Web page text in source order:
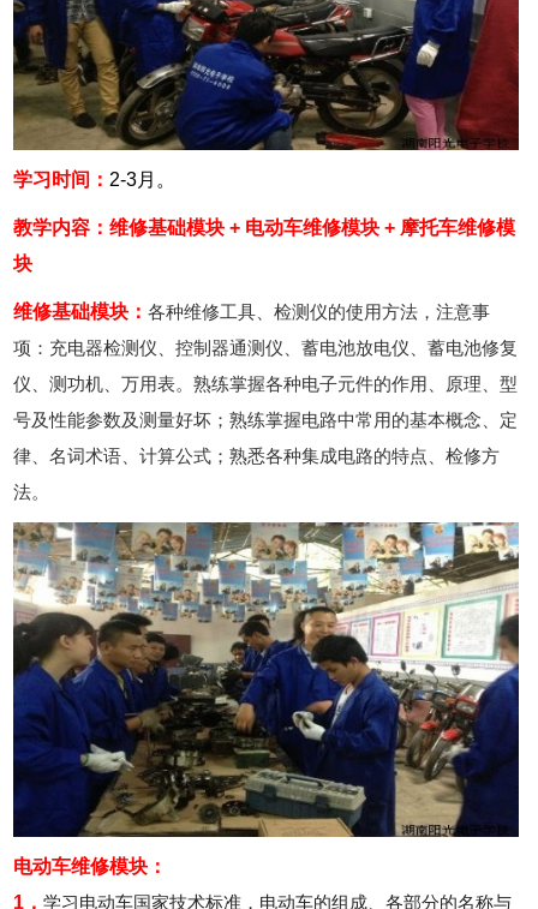
学习时间：2-3月。
教学内容：维修基础模块 + 电动车维修模块 + 摩托车维修模
块
维修基础模块：各种维修工具、检测仪的使用方法，注意事
项：充电器检测仪、控制器通测仪、蓄电池放电仪、蓄电池修复
仪、测功机、万用表。熟练掌握各种电子元件的作用、原理、型
号及性能参数及测量好坏；熟练掌握电路中常用的基本概念、定
律、名词术语、计算公式；熟悉各种集成电路的特点、检修方
法。
电动车维修模块：
1，学习电动车国家技术标准，电动车的组成、各部分的名称与
黑龙江的网友正进入本页访问